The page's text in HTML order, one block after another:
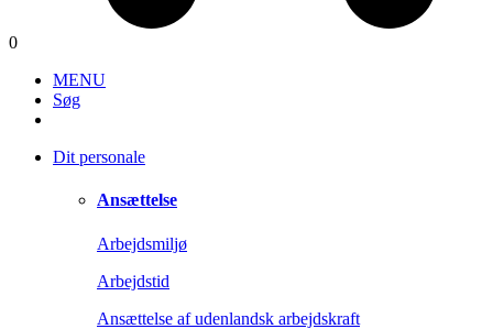
0
MENU
Søg
Dit personale
Ansættelse
Arbejdsmiljø
Arbejdstid
Ansættelse af udenlandsk arbejdskraft